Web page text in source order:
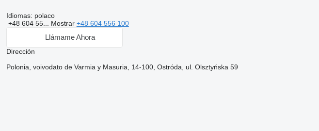
Idiomas: polaco
+48 604 55... Mostrar +48 604 556 100
Llámame Ahora
Dirección
Polonia, voivodato de Varmia y Masuria, 14-100, Ostróda, ul. Olsztyńska 59